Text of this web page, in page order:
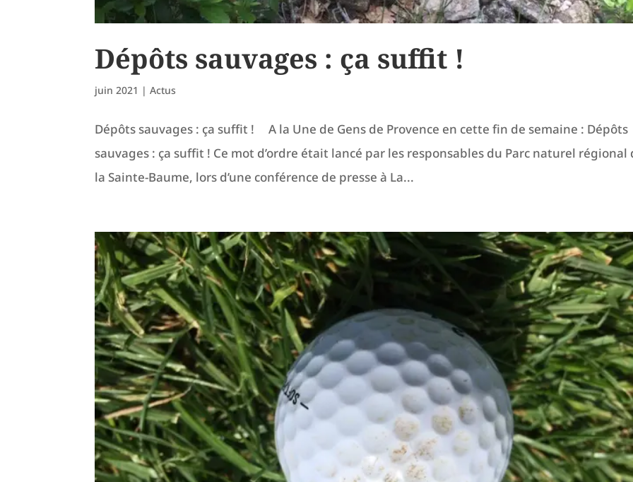
Dépôts sauvages : ça suffit !
juin 2021 |Actus
Dépôts sauvages : ça suffit ! A la Une de Gens de Provence en cette fin de semaine : Dépôts
sauvages : ça suffit ! Ce mot d’ordre était lancé par les responsables du Parc naturel régional
la Sainte-Baume, lors d’une conférence de presse à La...